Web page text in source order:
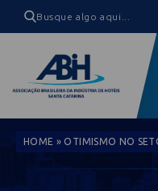
HOME » OTIMISMO NO